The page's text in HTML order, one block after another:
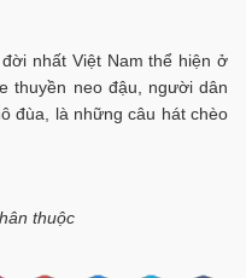
nhất Việt Nam thể hiện ở
thuyền neo đậu, người dân
đùa, là những câu hát chèo
thuộc